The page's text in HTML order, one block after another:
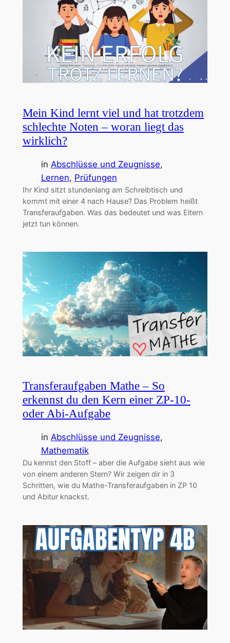
Mein Kind lernt viel und hat trotzdem
schlechte Noten – woran liegt das
wirklich?
in Abschlüsse und Zeugnisse
Lernen, Prüfungen
Ihr Kind sitzt stundenlang am Schreibtisch und
kommt mit einer 4 nach Hause? Das Problem heißt
Transferaufgaben. Was das bedeutet und was Eltern
jetzt tun können.
Transferaufgaben Mathe – So
erkennst du den Kern einer ZP-10-
oder Abi-Aufgabe
in Abschlüsse und Zeugnisse
Mathematik
Du kennst den Stoff – aber die Aufgabe sieht aus wie
von einem anderen Stern? Wir zeigen dir in 3
Schritten, wie du Mathe-Transferaufgaben in ZP 10
und Abitur knackst.